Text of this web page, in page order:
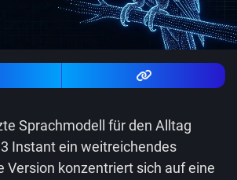
Sprachmodell für den Alltag
Instant ein weitreichendes
Version konzentriert sich auf eine